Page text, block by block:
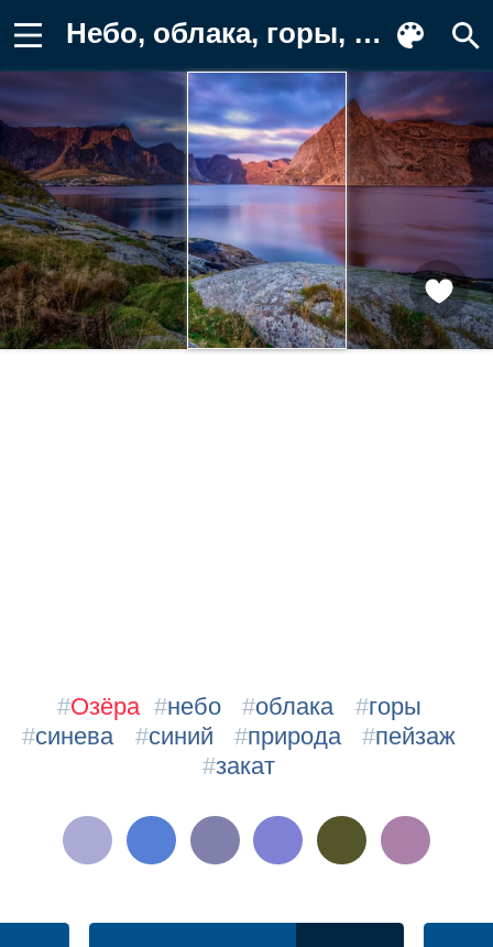
Небо, облака, горы, синева, синий Фон для телефона
#Озёра #небо #облака #горы
#синева #синий #природа #пейзаж
#закат